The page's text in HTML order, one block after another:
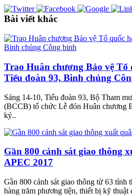
Bài viết khác
Trao Huân chương Bảo vệ Tổ
Tiểu đoàn 93, Binh chủng
Sáng 14-10, Tiểu đoàn 93, Bộ Tham
(BCCB) tổ chức Lễ đón Huân chương
kỷ..
Gần 800 cảnh sát giao thông
APEC 2017
Gần 800 cảnh sát giao thông từ 63 tỉnh
hàng trăm phương tiện, thiết bị kỹ thuật